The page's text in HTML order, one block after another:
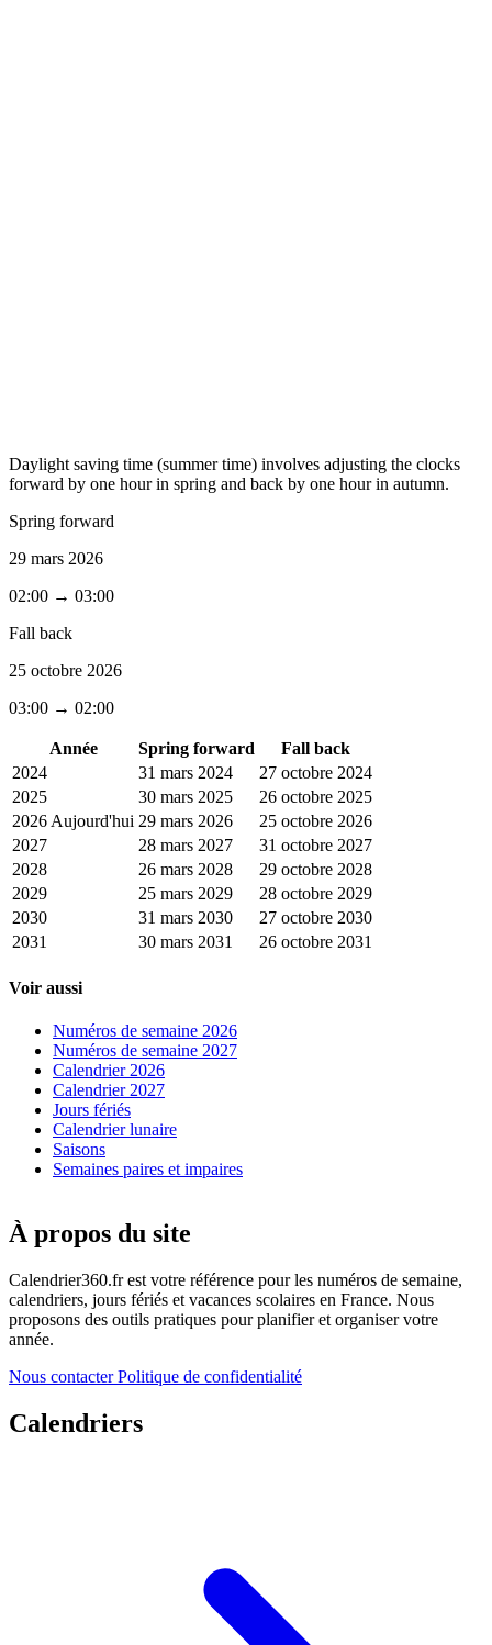
Daylight saving time (summer time) involves adjusting the clocks
forward by one hour in spring and back by one hour in autumn.
Spring forward
29 mars 2026
02:00 → 03:00
Fall back
25 octobre 2026
03:00 → 02:00
Année Spring forward
Fall back
2024
31 mars 2024
27 octobre 2024
2025
30 mars 2025
26 octobre 2025
2026 Aujourd'hui 29 mars 2026
25 octobre 2026
2027
28 mars 2027
31 octobre 2027
2028
26 mars 2028
29 octobre 2028
2029
25 mars 2029
28 octobre 2029
2030
31 mars 2030
27 octobre 2030
2031
30 mars 2031 26 octobre 2031
Voir aussi
Numéros de semaine 2026
Numéros de semaine 2027
Calendrier 2026
Calendrier 2027
Jours fériés
Calendrier lunaire
Saisons
Semaines paires et impaires
À propos du site
Calendrier360.fr est votre référence pour les numéros de semaine,
calendriers, jours fériés et vacances scolaires en France. Nous
proposons des outils pratiques pour planifier et organiser votre
année.
Nous contacterPolitique de confidentialité
Calendriers